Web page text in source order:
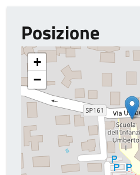
Posizione
+
−